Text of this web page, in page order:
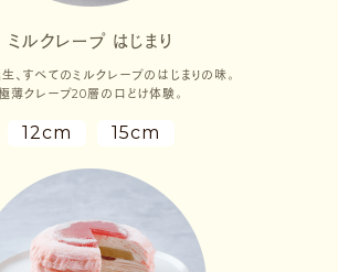
ミルクレープ はじまり
、すべてのミルクレープのはじまりの味。
薄クレープ20層の口どけ体験。
12cm 15cm